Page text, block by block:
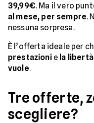
39,99€. Ma il vero
al mese, per sempre.
nessuna sorpresa.
È l’offerta ideale per
prestazionie la
vuole.
Tre offerte,
scegliere?